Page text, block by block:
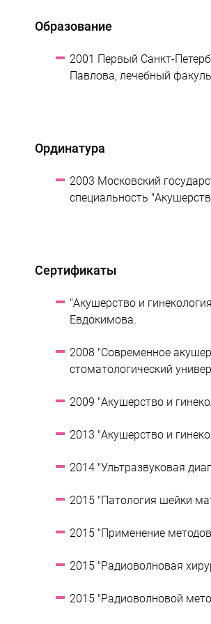
Образование
2001 Первый Санкт-
Павлова, лечебный
Ординатура
2003 Московский
специальность
Сертификаты
"Акушерство и
Евдокимова.
2008 "Современное
стоматологический
2009 "Акушерство и
2013 "Акушерство и
2014 "Ультразвуковая
2015 "Патология шейки
2015 "Применение
2015 "Радиоволновая
2015 "Радиоволновой